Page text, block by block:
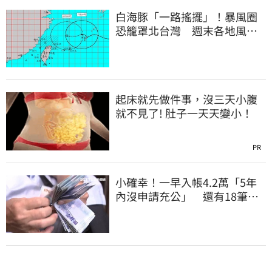
白海豚「一路搖擺」！暴風圈
恐籠罩北台灣 週末各地風雨
起床就先做件事，沒三天小腹
就不見了! 肚子一天天變小！
PR
小確幸！一早入帳4.2萬「5年
內沒申請充公」 還有18筆錢